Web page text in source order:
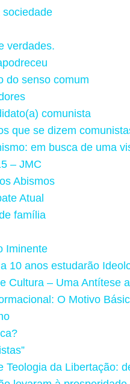
verdades.
do senso comum
comunista
que se dizem
em busca de uma
– JMC
Abismos
Atual
família
Iminente
10 anos estudarão
Cultura – Uma Antítese
O Motivo
Teologia da Libertação: